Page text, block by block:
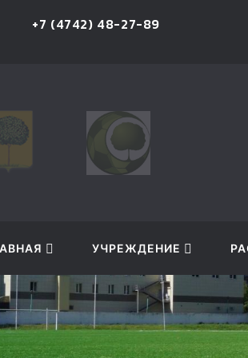
ВЕРСИЯ САЙТА ДЛЯ
УЧРЕЖДЕНИЕ